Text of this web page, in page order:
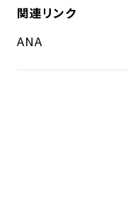
関連リンク
ANA